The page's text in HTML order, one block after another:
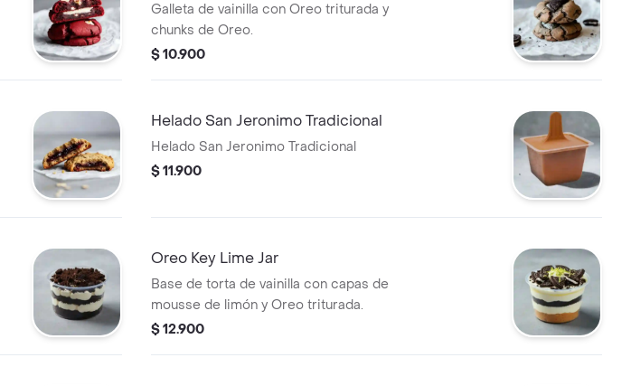
Galleta de vainilla con Oreo triturada y
chunks de Oreo.
$ 10.900
Helado San Jeronimo Tradicional
Helado San Jeronimo Tradicional
$ 11.900
Oreo Key Lime Jar
Base de torta de vainilla con capas de
mousse de limón y Oreo triturada.
$ 12.900